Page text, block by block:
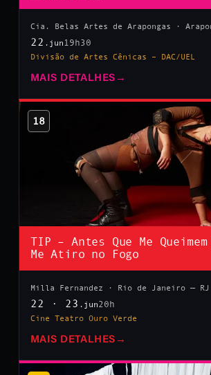
Cia. Belas Artes de Arapongas ·
22 .jun 19h30
Divisão de Artes Cênicas – DAC/UEL
MAIS DETALHES →
18
TIP – Antes Que Me Queimem
Me Atiro no Fogo
Milla Fernandez · Rio de Janeiro — RJ
22 · 23 .jun20h
Cine Teatro Ouro Verde
MAIS DETALHES →